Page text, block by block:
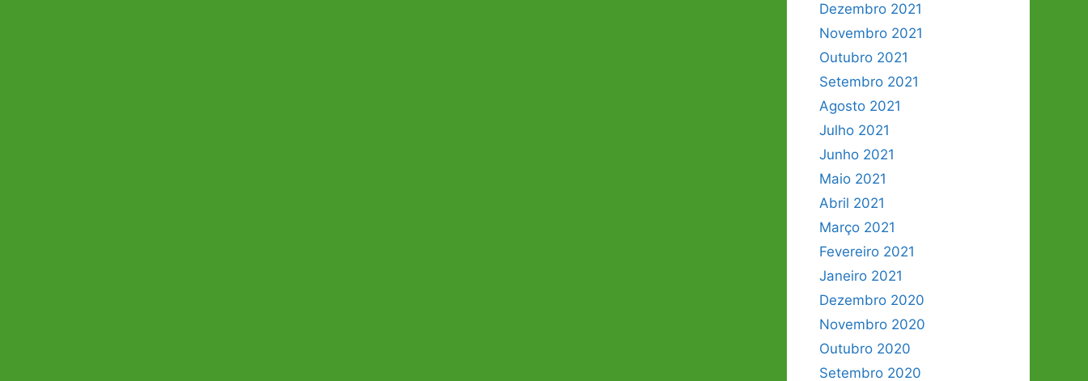
Dezembro 2021
Novembro 2021
Outubro 2021
Setembro 2021
Agosto 2021
Julho 2021
Junho 2021
Maio 2021
Abril 2021
Março 2021
Fevereiro 2021
Janeiro 2021
Dezembro 2020
Novembro 2020
Outubro 2020
Setembro 2020